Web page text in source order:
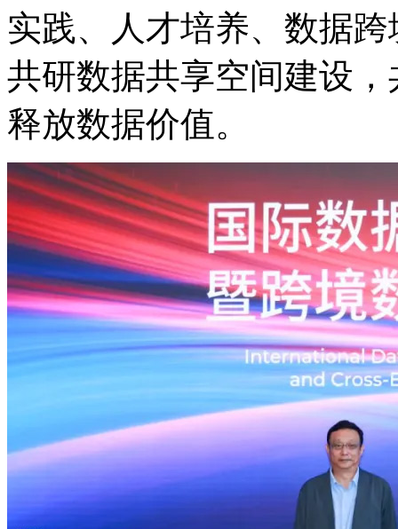
实践、人才培养、数
共研数据共享空间建设
释放数据价值。